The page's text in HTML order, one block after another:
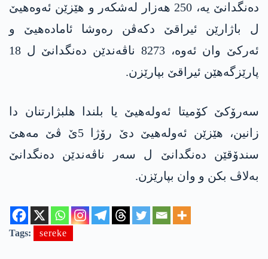
دەنگدانێ یە، 250 هەزار لەشکەر و هێزێن ئەوەهیێ
ل باژارێن ئیراقێ دکەڤن رەوشا ئامادەهیێ و
ئەرکێ وان ئەوە، 8273 ناڤەندێن دەنگدانێ ل 18
پارێزگەهێن ئیراقێ بپارێزن.
سەرۆکێ کۆمیتا ئەولەهیێ یا بلندا هلبژارتنان دا
زانین، هێزێن ئەولەهیێ دێ رۆژا 5ێ ڤێ مەهێ
سندۆقێن دەنگدانێ ل سەر ناڤەندێن دەنگدانێ
بەلاڤ بکن و وان بپارێزن.
Tags: sereke